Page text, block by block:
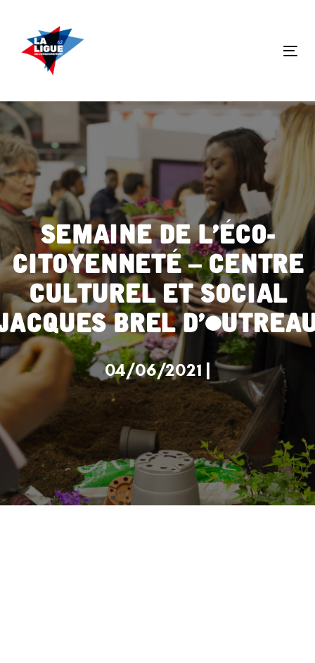
to
primary
navigation
to
content
Semaine de l’éco-
citoyenneté – Centre
Culturel et Social
Brel
04/06/2021 |